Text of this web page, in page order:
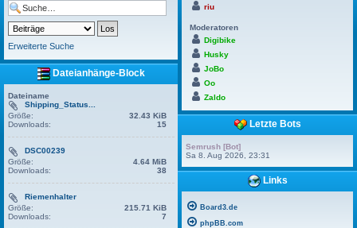
Erweiterte Suche
Dateianhänge-Block
Dateiname
Shipping_Status...
Größe:
32.43 KiB
Downloads:
15
DSC00239
Größe:
4.64 MiB
Downloads:
38
Riemenhalter
Größe:
215.71 KiB
Downloads:
7
riu
Moderatoren
Digibike
Husky
JoBo
Oo
Zaldo
Letzte Bots
Semrush [Bot]
Sa 8. Aug 2026, 23:31
Links
Board3.de
phpBB.com